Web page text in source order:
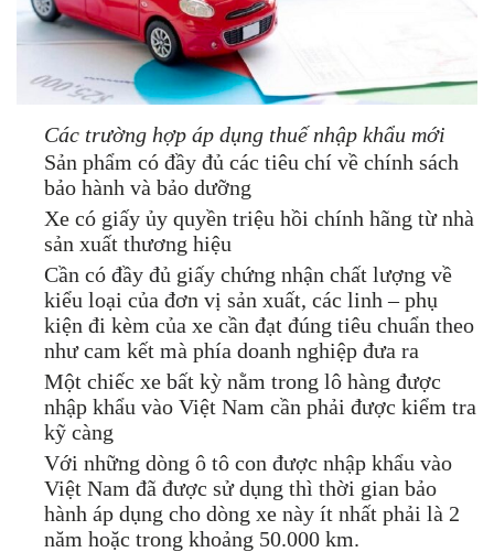
Các trường hợp áp dụng thuế nhập khẩu mới
Sản phẩm có đầy đủ các tiêu chí về chính sách
bảo hành và bảo dưỡng
Xe có giấy ủy quyền triệu hồi chính hãng từ nhà
sản xuất thương hiệu
Cần có đầy đủ giấy chứng nhận chất lượng về
kiểu loại của đơn vị sản xuất, các linh – phụ
kiện đi kèm của xe cần đạt đúng tiêu chuẩn theo
như cam kết mà phía doanh nghiệp đưa ra
Một chiếc xe bất kỳ nằm trong lô hàng được
nhập khẩu vào Việt Nam cần phải được kiểm tra
kỹ càng
Với những dòng ô tô con được nhập khẩu vào
Việt Nam đã được sử dụng thì thời gian bảo
hành áp dụng cho dòng xe này ít nhất phải là 2
năm hoặc trong khoảng 50.000 km.